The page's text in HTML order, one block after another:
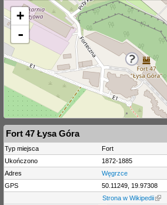
+
-
Fort 47 Łysa Góra
Typ miejsca
Fort
Ukończono
1872-1885
Adres
Węgrzce
GPS
50.11249, 19.97308
Strona w Wikipedii